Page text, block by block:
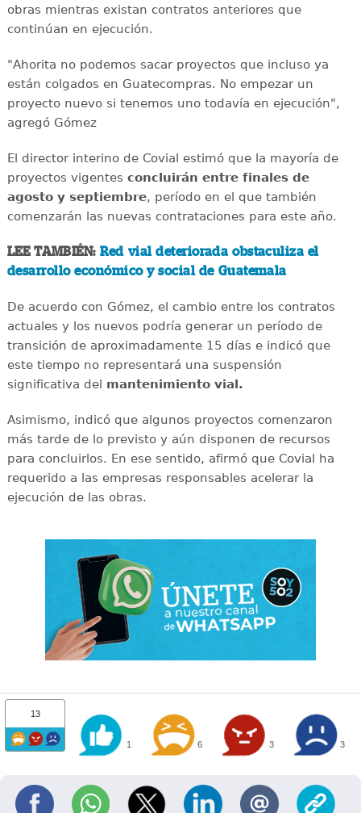
obras mientras existan contratos anteriores que
continúan en ejecución.
"Ahorita no podemos sacar proyectos que incluso ya
están colgados en Guatecompras. No empezar un
proyecto nuevo si tenemos uno todavía en ejecución",
agregó Gómez
El director interino de Covial estimó que la mayoría de
proyectos vigentes concluirán entre finales de
agosto y septiembre, período en el que también
comenzarán las nuevas contrataciones para este año.
LEE TAMBIÉN: Red vial deteriorada obstaculiza el
desarrollo económico y social de Guatemala
De acuerdo con Gómez, el cambio entre los contratos
actuales y los nuevos podría generar un período de
transición de aproximadamente 15 días e indicó que
este tiempo no representará una suspensión
significativa del mantenimiento vial.
Asimismo, indicó que algunos proyectos comenzaron
más tarde de lo previsto y aún disponen de recursos
para concluirlos. En ese sentido, afirmó que Covial ha
requerido a las empresas responsables acelerar la
ejecución de las obras.
13
1 6 3 3